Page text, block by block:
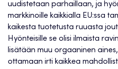
uudistetaan parhaillaan, ja
markkinoille kaikkialla EU:ssa
kaikesta tuotetusta ruuasta
Hyönteisille se olisi ilmaista
lisätään muu orgaaninen
ottamaan irti kaikkea